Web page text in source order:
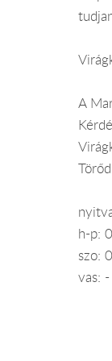
A
h-p:
szo:
vas: -